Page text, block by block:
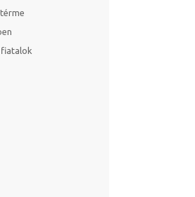
fiatalok